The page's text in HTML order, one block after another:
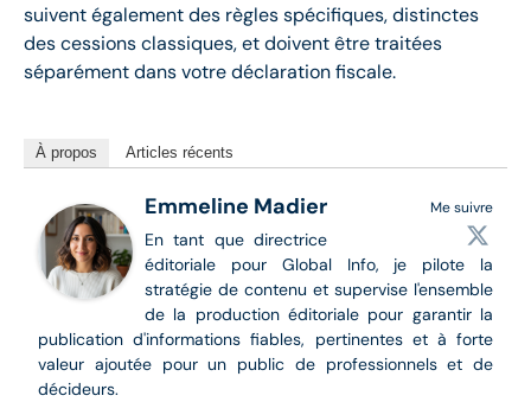
suivent également des règles spécifiques, distinctes
des cessions classiques, et doivent être traitées
séparément dans votre déclaration fiscale.
À propos Articles récents
Me suivre
Emmeline Madier
En tant que directrice
éditoriale pour Global Info, je pilote la
stratégie de contenu et supervise l'ensemble
de la production éditoriale pour garantir la
publication d'informations fiables, pertinentes et à forte
valeur ajoutée pour un public de professionnels et de
décideurs.